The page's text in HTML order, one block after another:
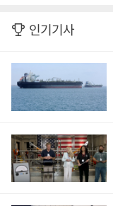
인기기사